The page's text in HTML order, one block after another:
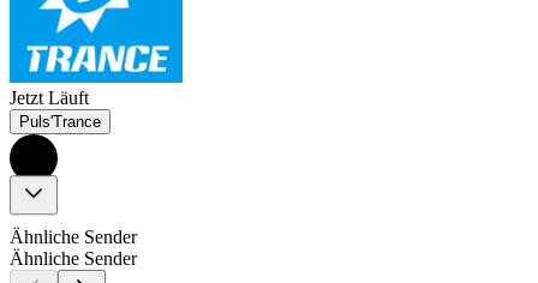
Jetzt Läuft
Puls'Trance
Ähnliche Sender
Ähnliche Sender